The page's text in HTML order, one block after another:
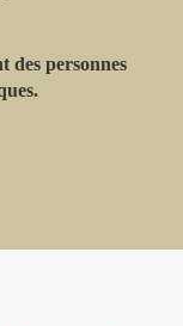
des personnes